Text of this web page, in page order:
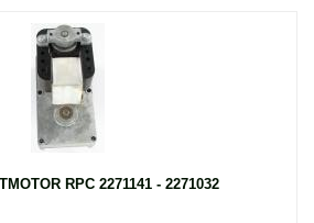
RPC 2271141 - 2271032